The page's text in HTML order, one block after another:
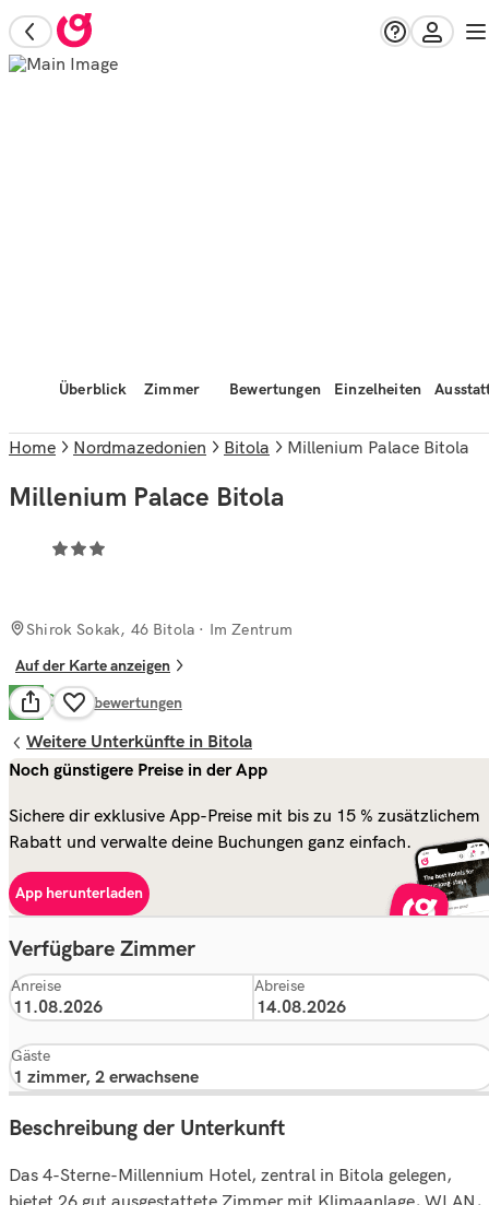
Überblick Zimmer Bewertungen Einzelheiten
Home Nordmazedonien Bitola Millenium Palace Bitola
Millenium Palace Bitola
Shirok Sokak, 46 Bitola · Im Zentrum
Auf der Karte anzeigen
7.9 Gut53 bewertungen
Weitere Unterkünfte in Bitola
Noch günstigere Preise in der App
Sichere dir exklusive App-Preise mit bis zu 15 % zusätzlichem
Rabatt und verwalte deine Buchungen ganz einfach.
App herunterladen
Verfügbare Zimmer
Anreise Abreise
Gäste
Beschreibung der Unterkunft
Das 4-Sterne-Millennium Hotel, zentral in Bitola gelegen,
bietet 26 gut ausgestattete Zimmer mit Klimaanlage, WLAN,